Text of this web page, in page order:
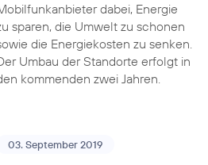
dabei, Energie
sparen, die Umwelt zu schonen
die Energiekosten zu senken.
Umbau der Standorte erfolgt in
kommenden zwei Jahren.
03. September 2019